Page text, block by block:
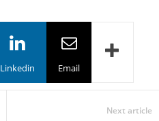
Linkedin Email
Next article